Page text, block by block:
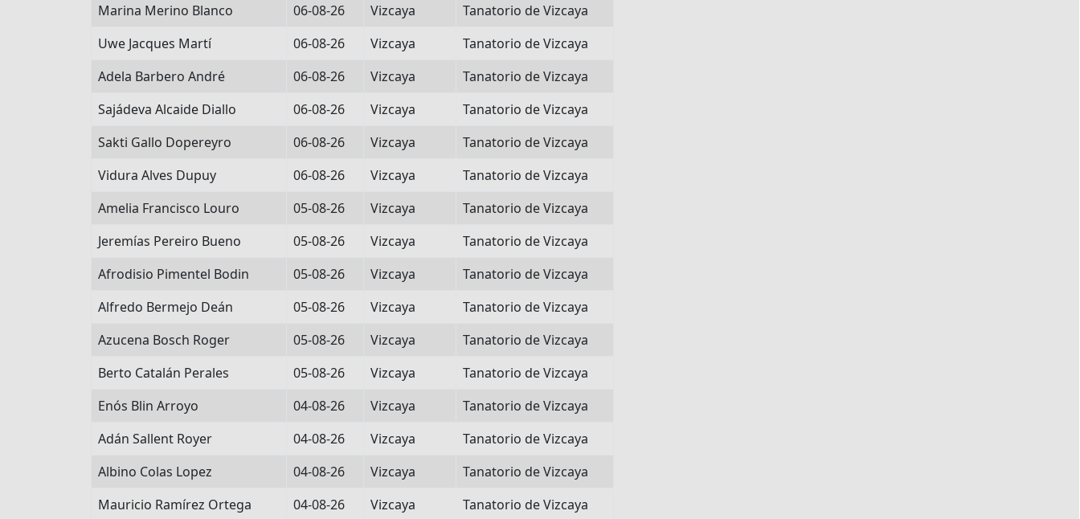
Marina Merino Blanco
06-08-26 Vizcaya
Tanatorio de Vizcaya
Uwe Jacques Martí
06-08-26 Vizcaya
Tanatorio de Vizcaya
Adela Barbero André
06-08-26 Vizcaya
Tanatorio de Vizcaya
Sajádeva Alcaide Diallo
06-08-26 Vizcaya
Tanatorio de Vizcaya
Sakti Gallo Dopereyro
06-08-26 Vizcaya
Tanatorio de Vizcaya
Vidura Alves Dupuy
06-08-26 Vizcaya
Tanatorio de Vizcaya
Amelia Francisco Louro
05-08-26 Vizcaya
Tanatorio de Vizcaya
Jeremías Pereiro Bueno
05-08-26 Vizcaya
Tanatorio de Vizcaya
Afrodisio Pimentel Bodin
05-08-26 Vizcaya
Tanatorio de Vizcaya
Alfredo Bermejo Deán
05-08-26 Vizcaya
Tanatorio de Vizcaya
Azucena Bosch Roger
05-08-26 Vizcaya
Tanatorio de Vizcaya
Berto Catalán Perales
05-08-26 Vizcaya
Tanatorio de Vizcaya
Enós Blin Arroyo
04-08-26 Vizcaya
Tanatorio de Vizcaya
Adán Sallent Royer
04-08-26 Vizcaya
Tanatorio de Vizcaya
Albino Colas Lopez
04-08-26 Vizcaya
Tanatorio de Vizcaya
Mauricio Ramírez Ortega
04-08-26 Vizcaya
Tanatorio de Vizcaya